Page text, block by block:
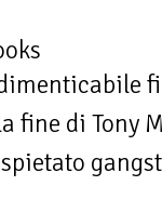
fine di Tony